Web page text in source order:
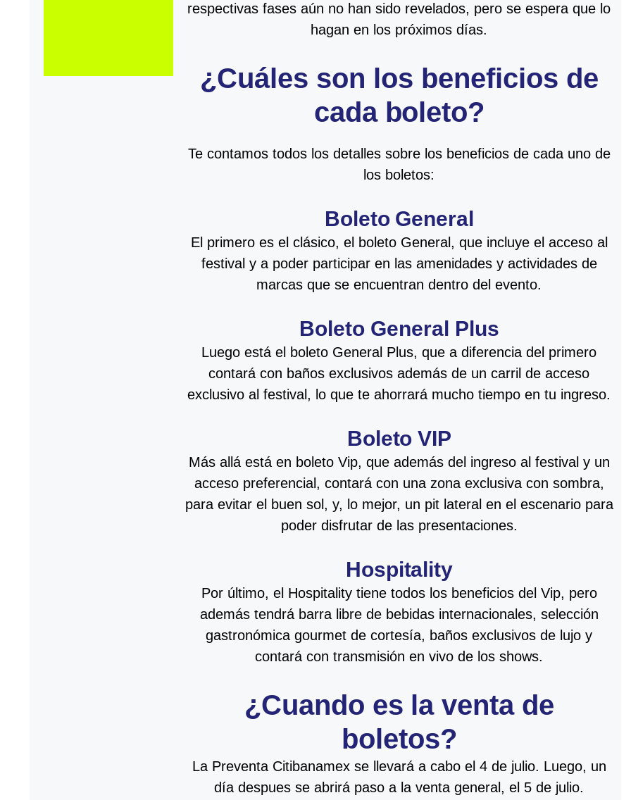
respectivas fases aún no han sido revelados, pero se espera que lo
hagan en los próximos días.
¿Cuáles son los beneficios de
cada boleto?
Te contamos todos los detalles sobre los beneficios de cada uno de
los boletos:
Boleto General
El primero es el clásico, el boleto General, que incluye el acceso al
festival y a poder participar en las amenidades y actividades de
marcas que se encuentran dentro del evento.
Boleto General Plus
Luego está el boleto General Plus, que a diferencia del primero
contará con baños exclusivos además de un carril de acceso
exclusivo al festival, lo que te ahorrará mucho tiempo en tu ingreso.
Boleto VIP
Más allá está en boleto Vip, que además del ingreso al festival y un
acceso preferencial, contará con una zona exclusiva con sombra,
para evitar el buen sol, y, lo mejor, un pit lateral en el escenario para
poder disfrutar de las presentaciones.
Hospitality
Por último, el Hospitality tiene todos los beneficios del Vip, pero
además tendrá barra libre de bebidas internacionales, selección
gastronómica gourmet de cortesía, baños exclusivos de lujo y
contará con transmisión en vivo de los shows.
¿Cuando es la venta de
boletos?
La Preventa Citibanamex se llevará a cabo el 4 de julio. Luego, un
día despues se abrirá paso a la venta general, el 5 de julio.